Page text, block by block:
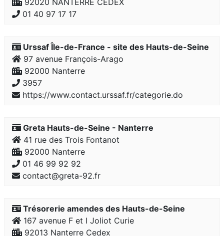
92020 NANTERRE CEDEX
01 40 97 17 17
Urssaf Île-de-France - site des Hauts-de-Seine
97 avenue François-Arago
92000 Nanterre
3957
https://www.contact.urssaf.fr/categorie.do
Greta Hauts-de-Seine - Nanterre
41 rue des Trois Fontanot
92000 Nanterre
01 46 99 92 92
contact@greta-92.fr
Trésorerie amendes des Hauts-de-Seine
167 avenue F et I Joliot Curie
92013 Nanterre Cedex